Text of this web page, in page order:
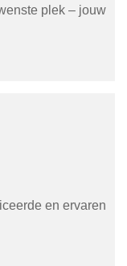
plek – jouw
en ervaren